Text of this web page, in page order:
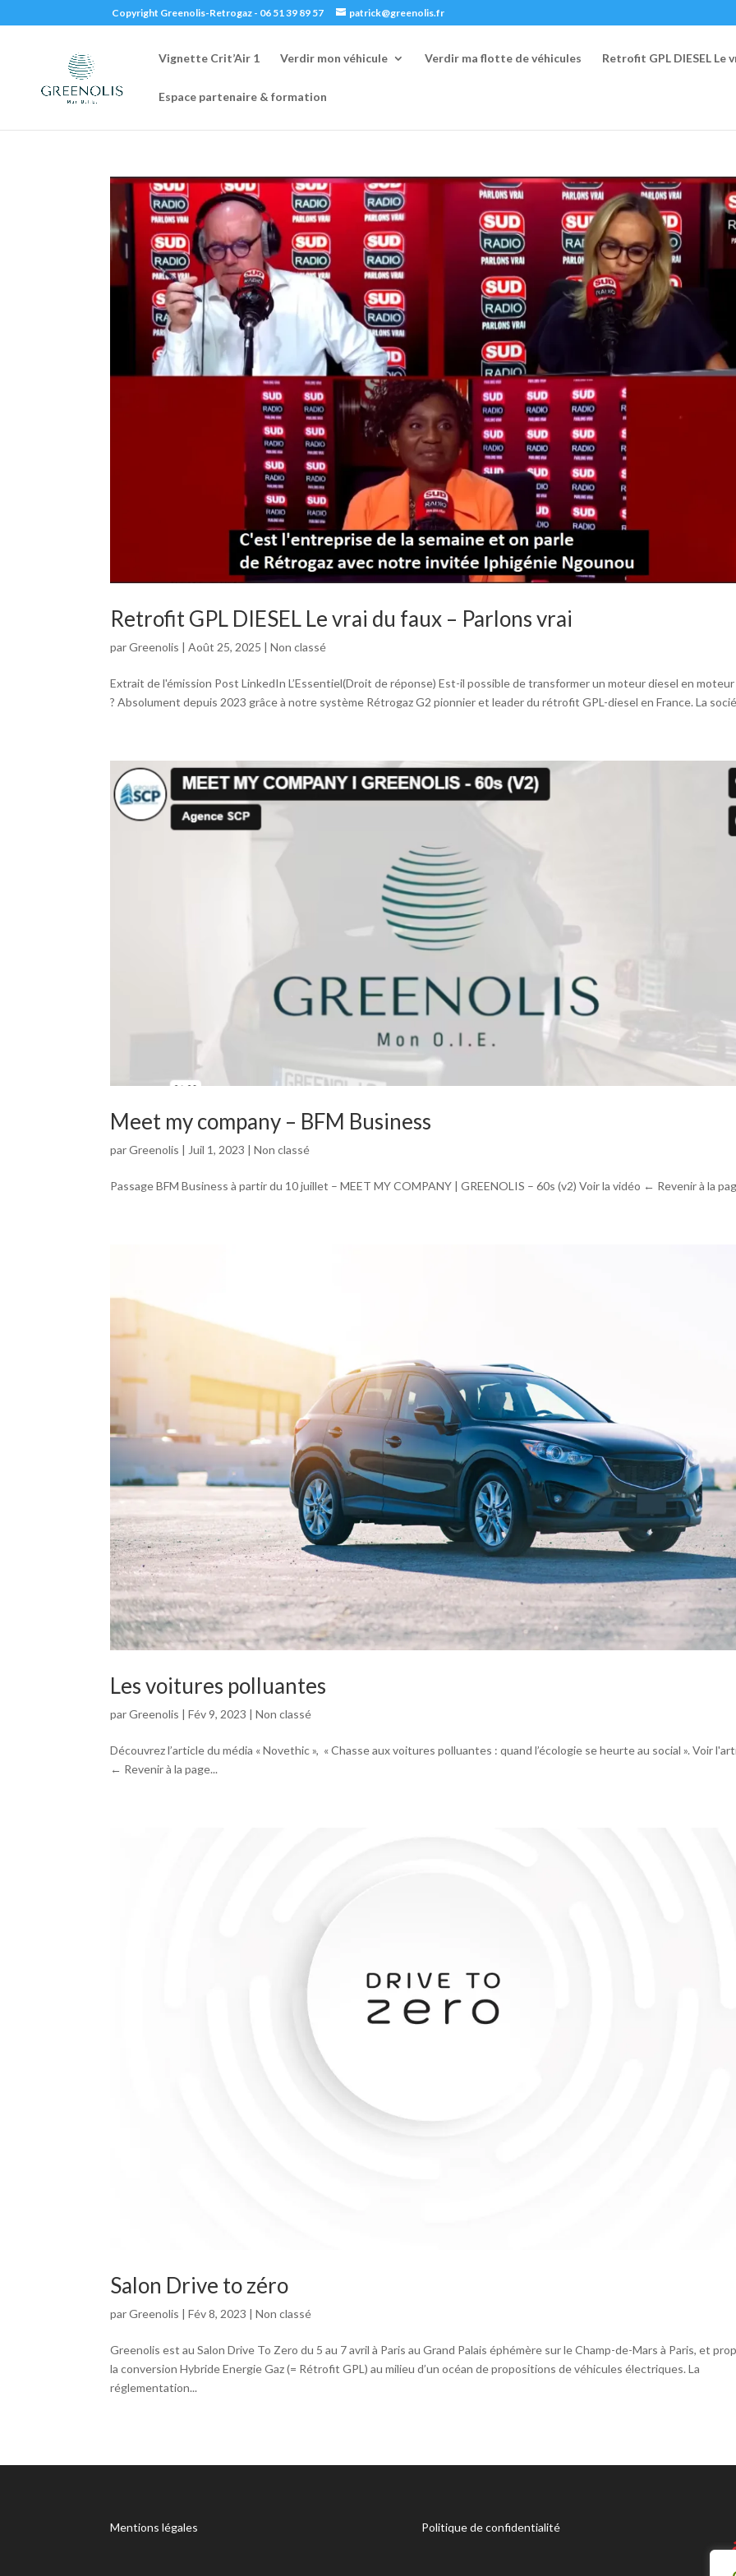
Copyright Greenolis-Retrogaz - 06 51 39 89 57 patrick@greenolis.fr
Vignette Crit’Air 1 Verdir mon véhicule Verdir ma flotte de véhicules Retrofit GPL DIESEL Le
Espace partenaire & formation
Retrofit GPL DIESEL Le vrai du faux – Parlons vrai
parGreenolis |Août 25, 2025 |Non classé
Extrait de l'émission Post LinkedIn L’Essentiel(Droit de réponse) Est-il possible de transformer un moteur diesel en moteur
? Absolument depuis 2023 grâce à notre système Rétrogaz G2 pionnier et leader du rétrofit GPL-diesel en France. La
Meet my company – BFM Business
parGreenolis | Juil 1, 2023 |Non classé
Passage BFM Business à partir du 10 juillet – MEET MY COMPANY | GREENOLIS – 60s (v2) Voir la vidéo ← Revenir à la
Les voitures polluantes
parGreenolis |Fév 9, 2023 |Non classé
Découvrez l’article du média « Novethic », « Chasse aux voitures polluantes : quand l’écologie se heurte au social ». Voir
← Revenir à la page...
Salon Drive to zéro
parGreenolis |Fév 8, 2023 |Non classé
Greenolis est au Salon Drive To Zero du 5 au 7 avril à Paris au Grand Palais éphémère sur le Champ-de-Mars à Paris, et
la conversion Hybride Energie Gaz (= Rétrofit GPL) au milieu d’un océan de propositions de véhicules électriques. La
réglementation...
Mentions légales Politique de confidentialité